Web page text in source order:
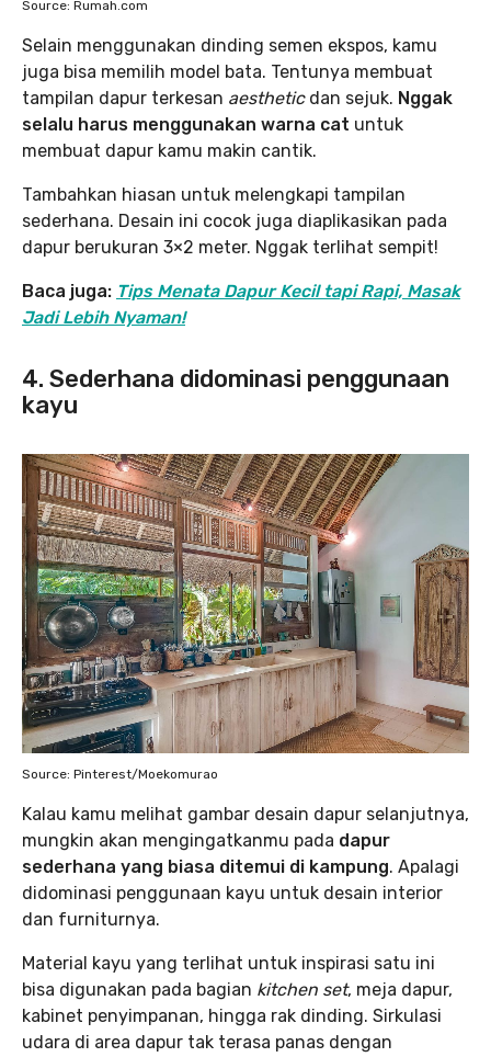
Source: Rumah.com
Selain menggunakan dinding semen ekspos, kamu
juga bisa memilih model bata. Tentunya membuat
tampilan dapur terkesan aesthetic dan sejuk. Nggak
selalu harus menggunakan warna cat untuk
membuat dapur kamu makin cantik.
Tambahkan hiasan untuk melengkapi tampilan
sederhana. Desain ini cocok juga diaplikasikan pada
dapur berukuran 3×2 meter. Nggak terlihat sempit!
Baca juga: Tips Menata Dapur Kecil tapi Rapi, Masak
Jadi Lebih Nyaman!
4. Sederhana didominasi penggunaan
kayu
Source: Pinterest/Moekomurao
Kalau kamu melihat gambar desain dapur selanjutnya,
mungkin akan mengingatkanmu pada dapur
sederhana yang biasa ditemui di kampung. Apalagi
didominasi penggunaan kayu untuk desain interior
dan furniturnya.
Material kayu yang terlihat untuk inspirasi satu ini
bisa digunakan pada bagian kitchen set, meja dapur,
kabinet penyimpanan, hingga rak dinding. Sirkulasi
udara di area dapur tak terasa panas dengan